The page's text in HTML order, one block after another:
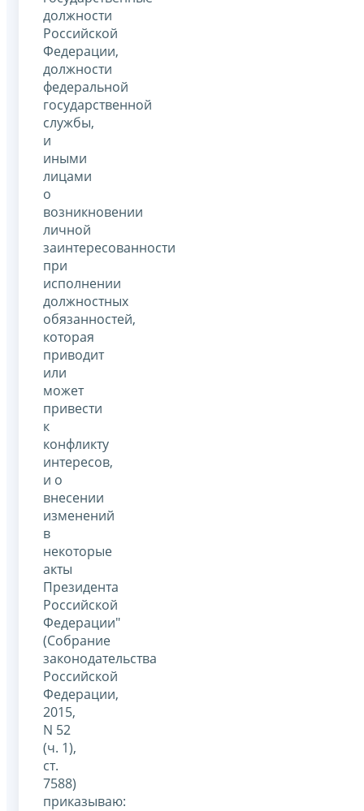
должности
Российской
Федерации,
должности
федеральной
государственной
службы,
и
иными
лицами
о
возникновении
личной
заинтересованности
при
исполнении
должностных
обязанностей,
которая
приводит
или
может
привести
к
конфликту
интересов,
и о
внесении
изменений
в
некоторые
акты
Президента
Российской
Федерации"
(Собрание
законодательства
Российской
Федерации,
2015,
N 52
(ч. 1),
ст.
7588)
приказываю: